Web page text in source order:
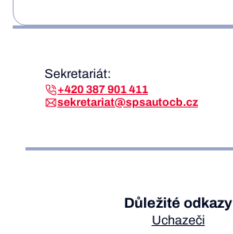
Sekretariát:
+420 387 901 411
sekretariat@spsautocb.cz
Důležité odkazy
Uchazeči